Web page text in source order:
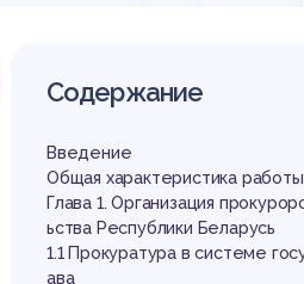
Содержание
Введение
Общая характеристика работы
Глава 1. Организация
ьства Республики Беларусь
1.1 Прокуратура в системе
ава